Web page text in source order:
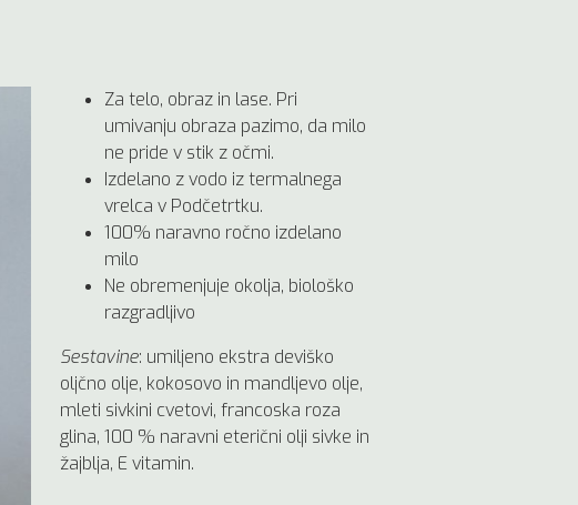
Za telo, obraz in lase. Pri
umivanju obraza pazimo, da milo
ne pride v stik z očmi.
Izdelano z vodo iz termalnega
vrelca v Podčetrtku.
100% naravno ročno izdelano
milo
Ne obremenjuje okolja, biološko
razgradljivo
Sestavine: umiljeno ekstra deviško
oljčno olje, kokosovo in mandljevo olje,
mleti sivkini cvetovi, francoska roza
glina, 100 % naravni eterični olji sivke in
žajblja, E vitamin.